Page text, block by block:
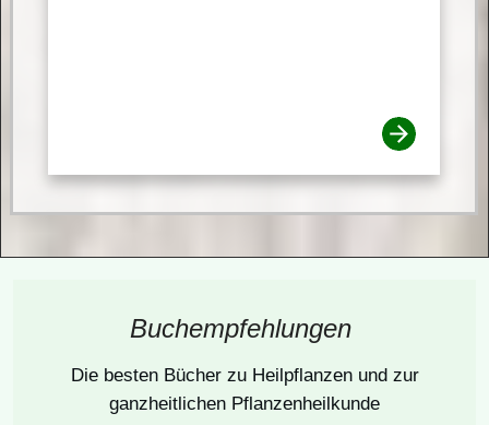
Buchempfehlungen
Die besten Bücher zu Heilpflanzen und zur
ganzheitlichen Pflanzenheilkunde